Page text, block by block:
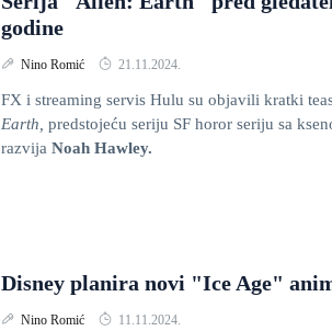
godine
Nino Romić 21.11.2024.
FX i streaming servis Hulu su objavili kratki
Earth, predstojeću seriju SF horor seriju sa
razvija Noah Hawley.
Disney planira novi "Ice Age"
Nino Romić 11.11.2024.